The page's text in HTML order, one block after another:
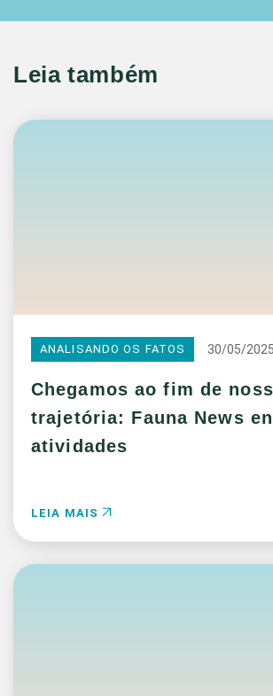
Leia também
ANALISANDO OS FATOS 30/05/2025
Chegamos ao fim de
trajetória: Fauna News
atividades
LEIA MAIS